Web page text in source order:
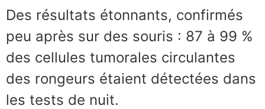
Des résultats étonnants, confirmés
peu après sur des souris : 87 à 99 %
des cellules tumorales circulantes
des rongeurs étaient détectées dans
les tests de nuit.